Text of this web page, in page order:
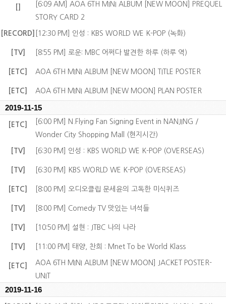
[6:09 AM] AOA 6TH MINI ALBUM [NEW MOON] PREQUEL
STORY CARD 2
[RECORD] [12:30 PM] 인성 : KBS WORLD WE K-POP (녹화)
[TV] [8:55 PM] 로운: MBC 어쩌다 발견한 하루 (하루 역)
[ETC] AOA 6TH MINI ALBUM [NEW MOON] TITLE POSTER
[ETC] AOA 6TH MINI ALBUM [NEW MOON] PLAN POSTER
2019-11-15
[ETC]
[6:00 PM] N.Flying Fan Signing Event in NANJING /
Wonder City Shopping Mall (현지시간)
[TV] [6:30 PM] 인성 : KBS WORLD WE K-POP (OVERSEAS)
[TV] [6:30 PM] KBS WORLD WE K-POP (OVERSEAS)
[ETC] [8:00 PM] 오디오클립 문세윤의 고독한 미식퀴즈
[TV] [8:00 PM] Comedy TV 맛있는 녀석들
[TV] [10:50 PM] 설현 : JTBC 나의 나라
[TV] [11:00 PM] 태양, 찬희 : Mnet To be World Klass
[ETC]
AOA 6TH MINI ALBUM [NEW MOON] JACKET POSTER-
UNIT
2019-11-16